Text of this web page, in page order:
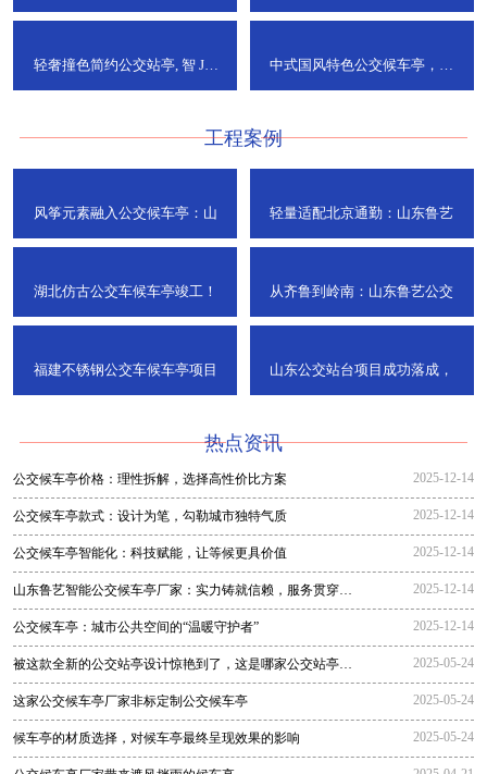
轻奢撞色简约公交站亭, 智 JT-
中式国风特色公交候车亭，承
工程案例
风筝元素融入公交候车亭：山 轻量适配北京通勤：山东鲁艺
湖北仿古公交车候车亭竣工！ 从齐鲁到岭南：山东鲁艺公交
福建不锈钢公交车候车亭项目 山东公交站台项目成功落成，
热点资讯
公交候车亭价格：理性拆解，选择高性价比方案 2025-12-14
公交候车亭款式：设计为笔，勾勒城市独特气质 2025-12-14
公交候车亭智能化：科技赋能，让等候更具价值 2025-12-14
山东鲁艺智能公交候车亭厂家：实力铸就信赖，服务贯穿全
程
2025-12-14
公交候车亭：城市公共空间的“温暖守护者” 2025-12-14
被这款全新的公交站亭设计惊艳到了，这是哪家公交站亭生
产厂家生
2025-05-24
这家公交候车亭厂家非标定制公交候车亭 2025-05-24
候车亭的材质选择，对候车亭最终呈现效果的影响 2025-05-24